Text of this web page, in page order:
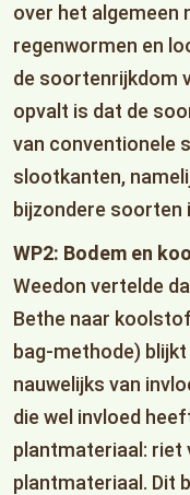
over het algemeen
regenwormen en
de soortenrijkdom
opvalt is dat de
van conventionele
slootkanten,
bijzondere soorten
WP2: Bodem en
Weedon vertelde
Bethe naar
bag-methode)
nauwelijks van
die wel invloed
plantmateriaal: riet
plantmateriaal. Dit